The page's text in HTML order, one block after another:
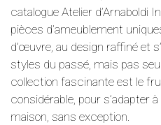
catalogue Atelier d’Arnaboldi
pièces d’ameublement
d’œuvre, au design raffiné et
styles du passé, mais pas
collection fascinante est le
considérable, pour s’adapter
maison, sans exception.